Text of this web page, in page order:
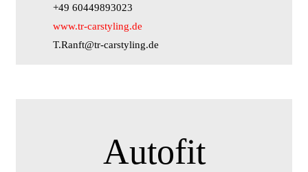
+49 60449893023
www.tr-carstyling.de
T.Ranft@tr-carstyling.de
Autofit